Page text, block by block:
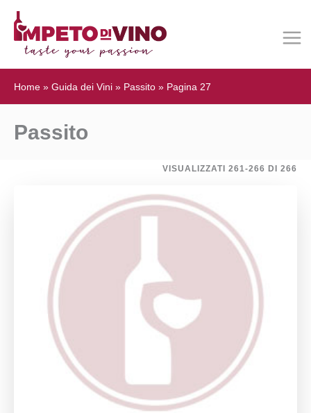
Home » Guida dei Vini » Passito » Pagina 27
Passito
VISUALIZZATI 261-266 DI 266